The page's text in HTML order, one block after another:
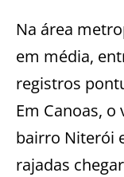
Na área
em média,
registros
Em Canoas,
bairro Niterói
rajadas